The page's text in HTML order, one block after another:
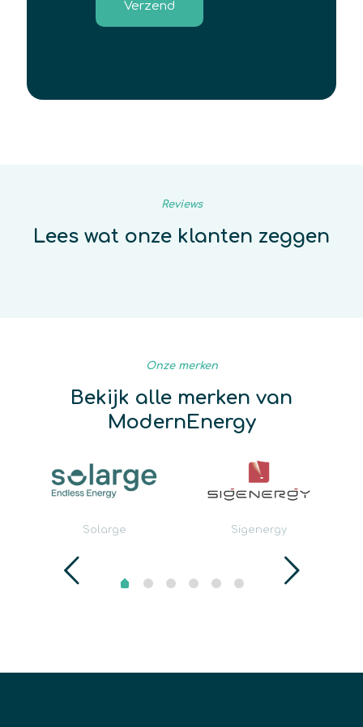
Reviews
Lees wat onze klanten zeggen
Onze merken
Bekijk alle merken van
ModernEnergy
Solarge Sigenergy